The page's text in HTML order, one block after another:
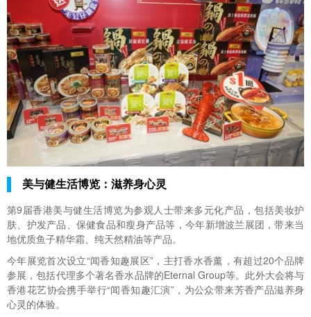
美与健生活博览：滋养身心灵
第9届香港美与健生活博览为参观人士带来多元化产品，包括美妆护
肤、护发产品、保健食品和瘦身产品等，今年新增波兰展团，带来当
地优质鱼子精华霜、纯天然精油等产品。
今年展览首次设立“闻香知趣展区”，主打香水香薰，有超过20个品牌
参展，包括代理多个著名香水品牌的Eternal Group等。此外大会将与
香港花艺协会携手举行“闻香知趣汇演”，为公众带来芳香产品滋养身
心灵的体验。